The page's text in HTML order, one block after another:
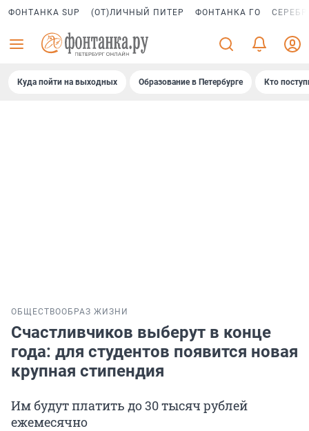
ФОНТАНКА SUP (ОТ)ЛИЧНЫЙ ПИТЕР ФОНТАНКА ГО
Куда пойти на выходных Образование в Петербурге Кто
ОБЩЕСТВООБРАЗ ЖИЗНИ
Счастливчиков выберут в конце
года: для студентов появится новая
крупная стипендия
Им будут платить до 30 тысяч рублей
ежемесячно